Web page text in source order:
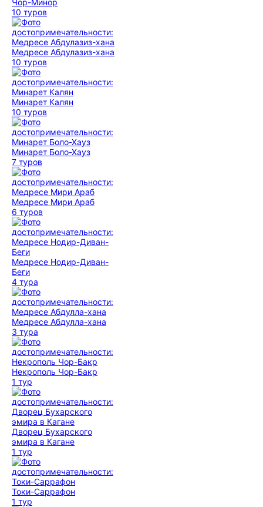
Чор-Минор
10 туров
Медресе Абдулазиз-хана
10 туров
Минарет Калян
10 туров
Минарет Боло-Хауз
7 туров
Медресе Мири Араб
6 туров
Медресе Нодир-Диван-
Беги
4 тура
Медресе Абдулла-хана
3 тура
Некрополь Чор-Бакр
1 тур
Дворец Бухарского
эмира в Кагане
1 тур
Токи-Саррафон
1 тур